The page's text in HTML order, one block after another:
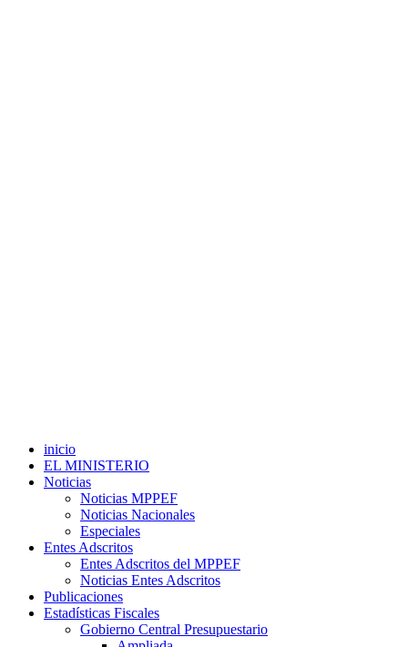
inicio
EL MINISTERIO
Noticias
Noticias MPPEF
Noticias Nacionales
Especiales
Entes Adscritos
Entes Adscritos del MPPEF
Noticias Entes Adscritos
Publicaciones
Estadísticas Fiscales
Gobierno Central Presupuestario